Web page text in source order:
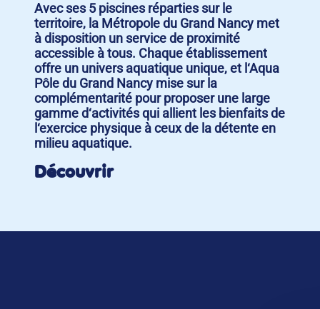
Avec ses 5 piscines réparties sur le
territoire, la Métropole du Grand Nancy met
à disposition un service de proximité
accessible à tous. Chaque établissement
offre un univers aquatique unique, et l‘Aqua
Pôle du Grand Nancy mise sur la
complémentarité pour proposer une large
gamme d‘activités qui allient les bienfaits de
l‘exercice physique à ceux de la détente en
milieu aquatique.
Découvrir